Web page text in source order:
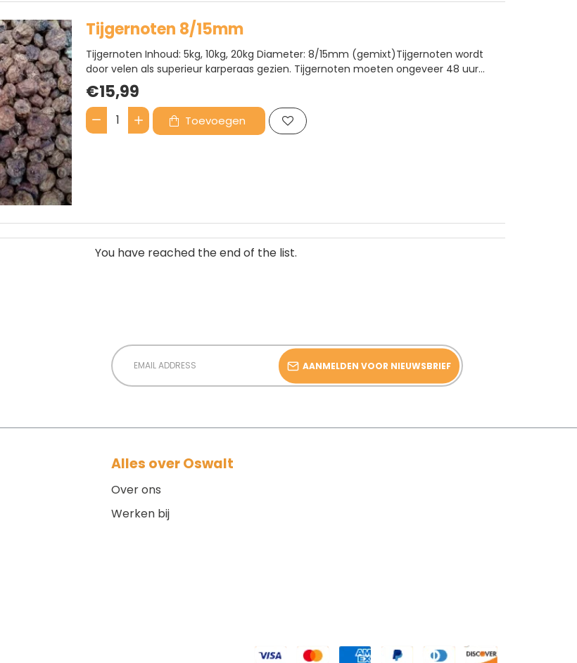
Tijgernoten 8/15mm
Tijgernoten Inhoud: 5kg, 10kg, 20kg Diameter: 8/15mm (gemixt)Tijgernoten wordt
door velen als superieur karperaas gezien. Tijgernoten moeten ongeveer 48 uur
worden geweekt en 45 minuten worden gekookt voordat het gebruikt kan worden.
Na het bereiden onstaat er een slijmerig geheel wat grote aa..
€15,99
Tijgernoten
Toevoegen
You have reached the end of the list.
Email
Address
AANMELDEN VOOR NIEUWSBRIEF
Alles over Oswalt
Over ons
Werken bij